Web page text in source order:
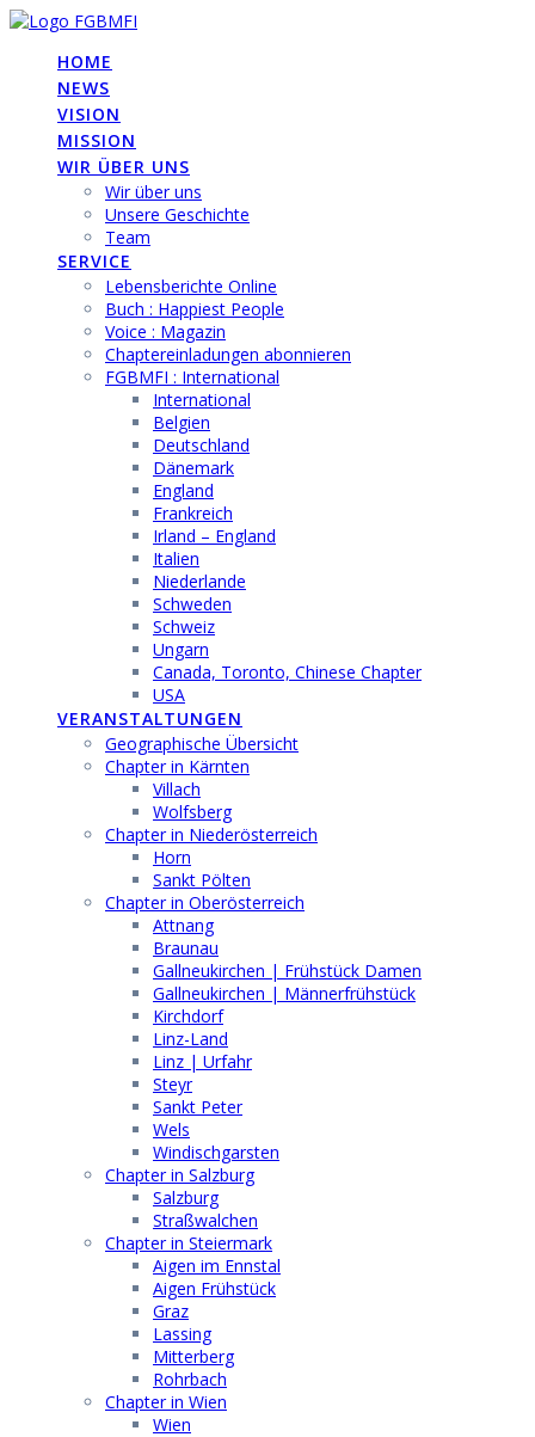
Skip
contentHOME
NEWS
VISION
MISSION
WIR ÜBER UNS
Wir über uns
Unsere Geschichte
Team
SERVICE
Lebensberichte Online
Buch : Happiest People
Voice : Magazin
Chaptereinladungen abonnieren
FGBMFI : International
International
Belgien
Deutschland
Dänemark
England
Frankreich
Irland – England
Italien
Niederlande
Schweden
Schweiz
Ungarn
Canada, Toronto, Chinese Chapter
USA
VERANSTALTUNGEN
Geographische Übersicht
Chapter in Kärnten
Villach
Wolfsberg
Chapter in Niederösterreich
Horn
Sankt Pölten
Chapter in Oberösterreich
Attnang
Braunau
Gallneukirchen | Frühstück Damen
Gallneukirchen | Männerfrühstück
Kirchdorf
Linz-Land
Linz | Urfahr
Steyr
Sankt Peter
Wels
Windischgarsten
Chapter in Salzburg
Salzburg
Straßwalchen
Chapter in Steiermark
Aigen im Ennstal
Aigen Frühstück
Graz
Lassing
Mitterberg
Rohrbach
Chapter in Wien
Wien